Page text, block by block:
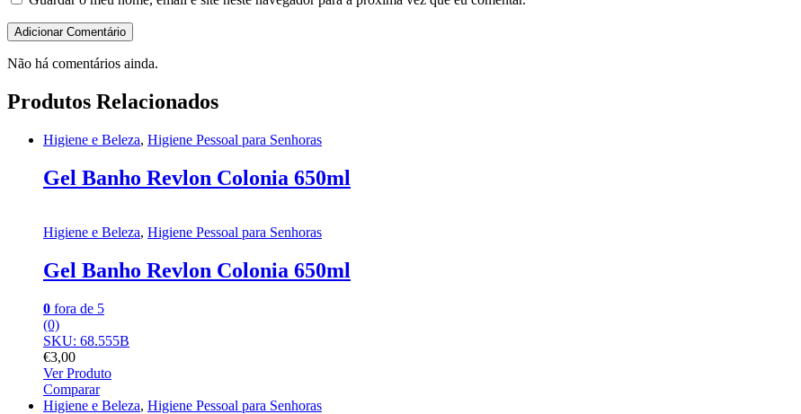
Não há comentários ainda.
Produtos Relacionados
Higiene e Beleza, Higiene Pessoal para Senhoras
Gel Banho Revlon Colonia 650ml
Higiene e Beleza, Higiene Pessoal para Senhoras
Gel Banho Revlon Colonia 650ml
0 fora de 5
(0)
SKU: 68.555B
€3,00
Ver Produto
Comparar
Higiene e Beleza, Higiene Pessoal para Senhoras